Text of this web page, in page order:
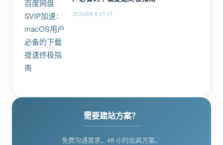
2026/8/6 8:15:15
需要建站方案？
免费沟通需求，48 小时出具方案。